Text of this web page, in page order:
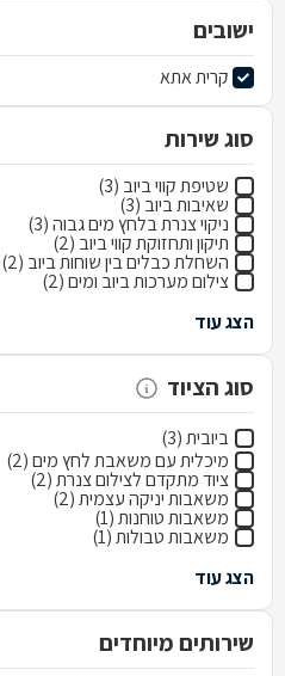
ישובים
קרית אתא
סוג שירות
שטיפת קווי ביוב (3)
שאיבות ביוב (3)
ניקוי צנרת בלחץ מים גבוה (3)
תיקון ותחזוקת קווי ביוב (2)
השחלת כבלים בין שוחות ביוב (2)
צילום מערכות ביוב ומים (2)
הצג עוד
סוג הציוד
ביובית (3)
מיכלית עם משאבת לחץ מים (2)
ציוד מתקדם לצילום צנרת (2)
משאבות יניקה עצמית (2)
משאבות טוחנות (1)
משאבות טבולות (1)
הצג עוד
שירותים מיוחדים